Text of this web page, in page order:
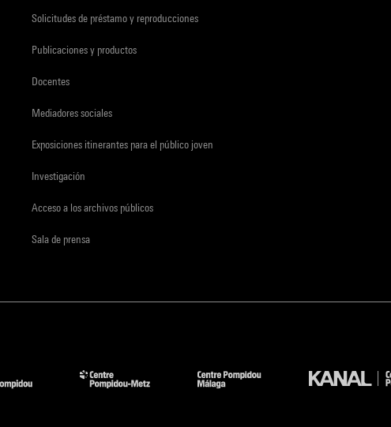
Solicitudes de préstamo y reproducciones
Publicaciones y productos
Docentes
Mediadores sociales
Exposiciones itinerantes para el público joven
Investigación
Acceso a los archivos públicos
Sala de prensa